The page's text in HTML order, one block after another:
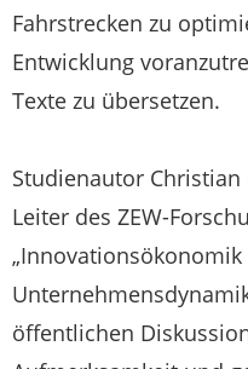
Fahrstrecken zu
Entwicklung
Texte zu übersetzen.
Studienautor
Leiter des ZEW-
„Innovationsökonomik
öffentlichen